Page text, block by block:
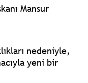
Mansur
nedeniyle,
yeni bir